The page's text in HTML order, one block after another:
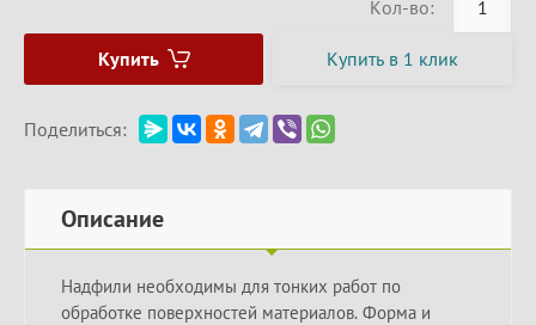
Кол-во:
Купить Купить в 1 клик
Поделиться:
Описание
Надфили необходимы для тонких работ по
обработке поверхностей материалов. Форма и